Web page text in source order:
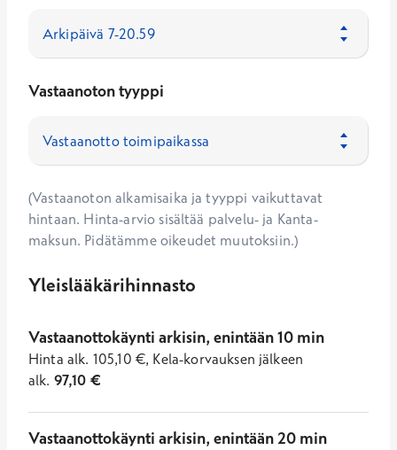
Vastaanoton tyyppi
(Vastaanoton alkamisaika ja tyyppi vaikuttavat
hintaan. Hinta-arvio sisältää palvelu- ja Kanta-
maksun. Pidätämme oikeudet muutoksiin.)
Yleislääkärihinnasto
Vastaanottokäynti arkisin, enintään 10 min
Hinta alk. 105,10 €, Kela-korvauksen jälkeen
alk. 97,10 €
Vastaanottokäynti arkisin, enintään 20 min